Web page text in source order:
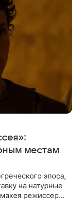
местам
эпоса,
на натурные
режиссер